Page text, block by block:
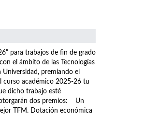
para trabajos de fin de grado
el ámbito de las Tecnologías
premiando el
curso académico 2025-26 tu
dicho trabajo esté
otorgarán dos premios: Un
TFM. Dotación económica